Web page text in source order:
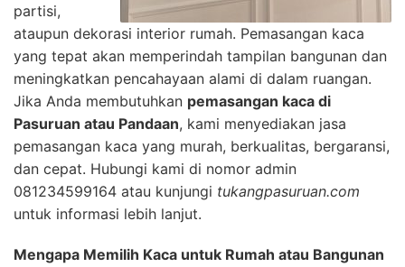
partisi,
ataupun dekorasi interior rumah. Pemasangan kaca
yang tepat akan memperindah tampilan bangunan dan
meningkatkan pencahayaan alami di dalam ruangan.
Jika Anda membutuhkan pemasangan kaca di
Pasuruan atau Pandaan, kami menyediakan jasa
pemasangan kaca yang murah, berkualitas, bergaransi,
dan cepat. Hubungi kami di nomor admin
081234599164 atau kunjungi tukangpasuruan.com
untuk informasi lebih lanjut.
Mengapa Memilih Kaca untuk Rumah atau Bangunan